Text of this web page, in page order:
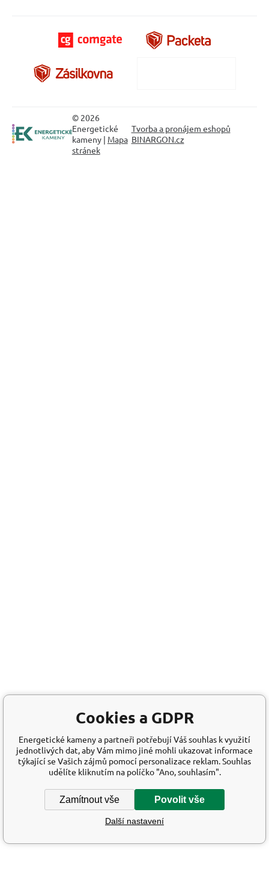
© 2026
Energetické
kameny | Mapa
stránek
Tvorba a pronájem eshopů
BINARGON.cz
Cookies a GDPR
Energetické kameny a partneři potřebují Váš souhlas k využití
jednotlivých dat, aby Vám mimo jiné mohli ukazovat informace
týkající se Vašich zájmů pomocí personalizace reklam. Souhlas
udělíte kliknutím na políčko "Ano, souhlasím".
Zamítnout vše Povolit vše
Další nastavení